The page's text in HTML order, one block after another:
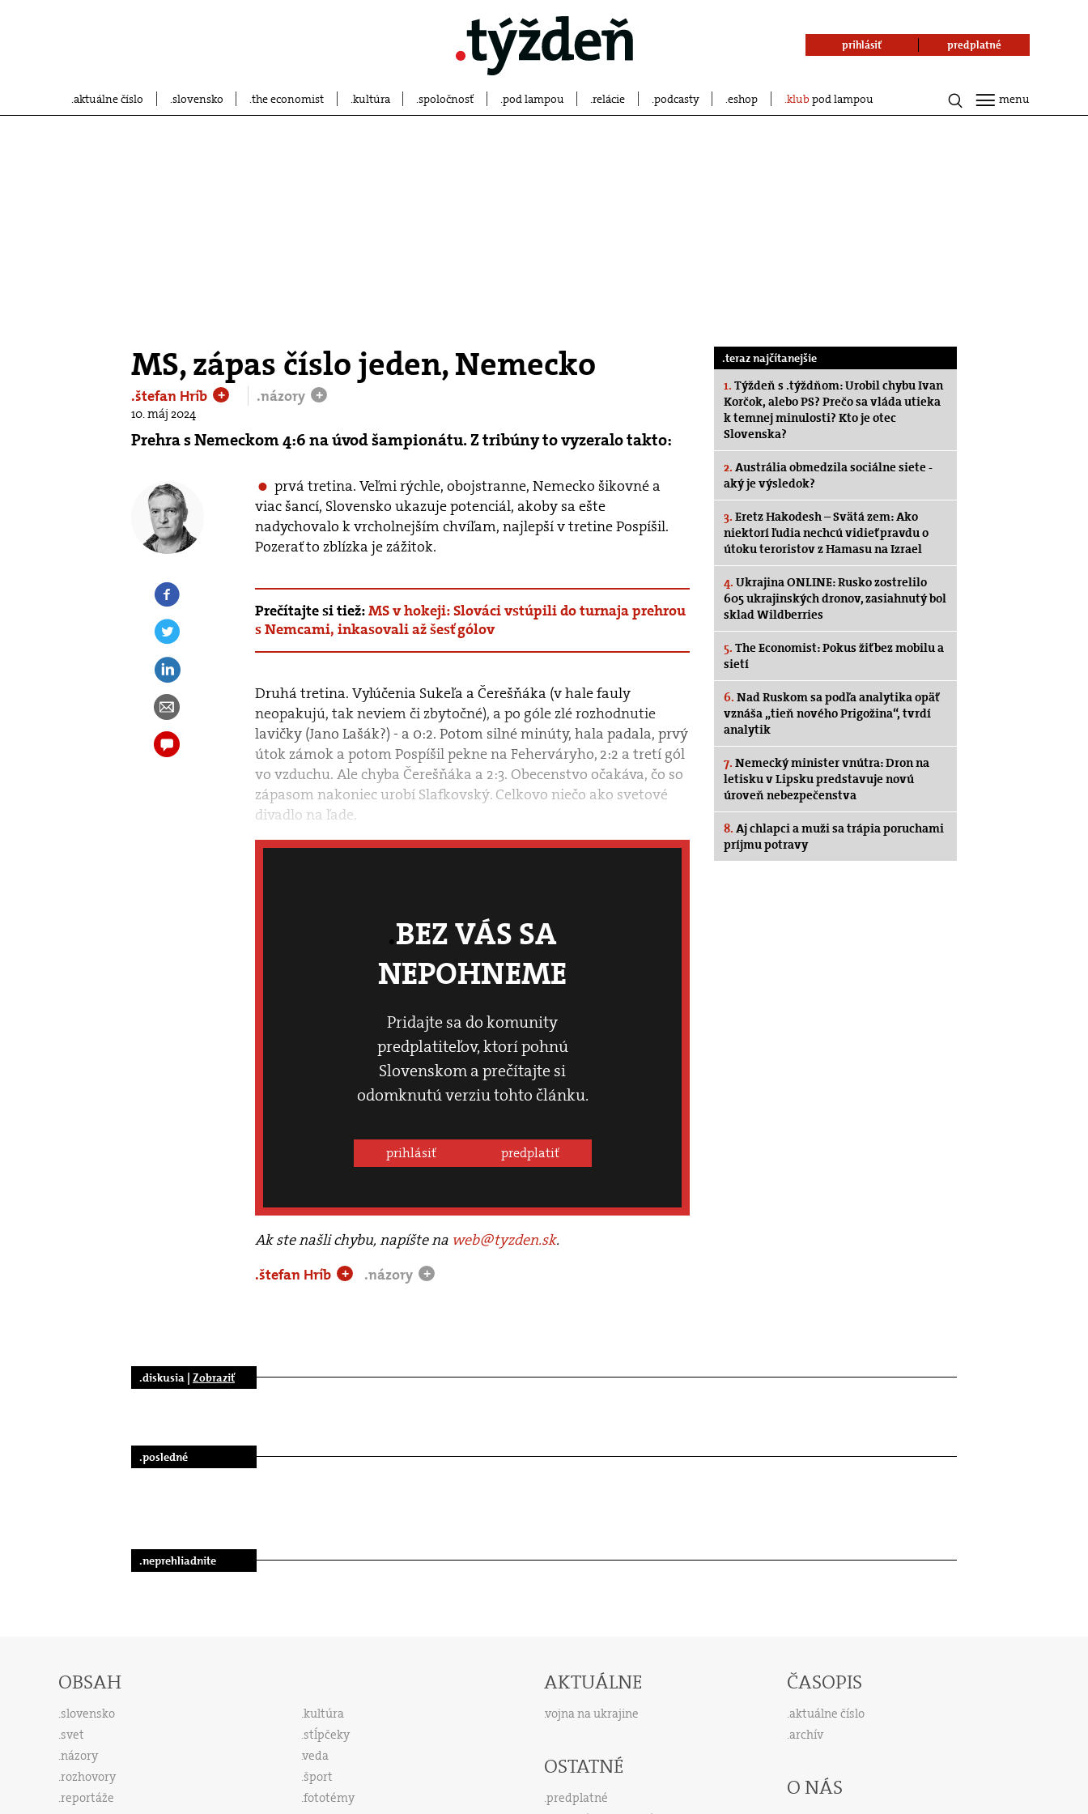
aktuálne číslo slovensko the economist kultúra spoločnosť pod lampou relácie podcasty eshop klubpod lampou
prihlásiť predplatné
menu
MS, zápas číslo jeden, Nemecko
.štefan Hríb + .názory +
10. máj 2024
Prehra s Nemeckom 4:6 na úvod šampionátu. Z tribúny to vyzeralo takto:
prvá tretina. Veľmi rýchle, obojstranne, Nemecko šikovné a
viac šancí, Slovensko ukazuje potenciál, akoby sa ešte
nadychovalo k vrcholnejším chvíľam, najlepší v tretine Pospíšil.
Pozerať to zblízka je zážitok.
Prečítajte si tiež:MS v hokeji: Slováci vstúpili do turnaja prehrou
s Nemcami, inkasovali až šesť gólov
Druhá tretina. Vylúčenia Sukeľa a Čerešňáka (v hale fauly
neopakujú, tak neviem či zbytočné), a po góle zlé rozhodnutie
lavičky (Jano Lašák?) - a 0:2. Potom silné minúty, hala padala, prvý
útok zámok a potom Pospíšil pekne na Feherváryho, 2:2 a tretí gól
vo vzduchu. Ale chyba Čerešňáka a 2:3. Obecenstvo očakáva, čo so
zápasom nakoniec urobí Slafkovský. Celkovo niečo ako svetové
divadlo na ľade.
BEZ VÁS SA
NEPOHNEME
Pridajte sa do komunity
predplatiteľov, ktorí pohnú
Slovenskom a prečítajte si
odomknutú verziu tohto článku.
prihlásiť predplatiť
Ak ste našli chybu, napíšte na web@tyzden.sk.
.štefan Hríb
+ .názory +
.teraz najčítanejšie
1. Týždeň s .týždňom: Urobil chybu Ivan
Korčok, alebo PS? Prečo sa vláda utieka
k temnej minulosti? Kto je otec
Slovenska?
2. Austrália obmedzila sociálne siete -
aký je výsledok?
3. Eretz Hakodesh – Svätá zem: Ako
niektorí ľudia nechcú vidieť pravdu o
útoku teroristov z Hamasu na Izrael
4. Ukrajina ONLINE: Rusko zostrelilo
605 ukrajinských dronov, zasiahnutý bol
sklad Wildberries
5. The Economist: Pokus žiť bez mobilu a
sietí
6. Nad Ruskom sa podľa analytika opäť
vznáša „tieň nového Prigožina“, tvrdí
analytik
7. Nemecký minister vnútra: Dron na
letisku v Lipsku predstavuje novú
úroveň nebezpečenstva
8. Aj chlapci a muži sa trápia poruchami
príjmu potravy
.diskusia | Zobraziť
.posledné
.neprehliadnite
OBSAH
slovensko
svet
názory
rozhovory
reportáže
kultúra
stĺpčeky
veda
šport
fototémy
AKTUÁLNE
vojna na ukrajine
OSTATNÉ
predplatné
ČASOPIS
aktuálne číslo
archív
O NÁS